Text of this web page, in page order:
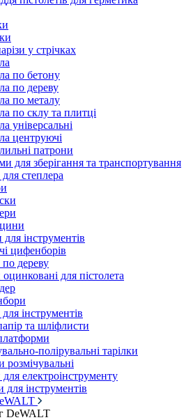
у стрічках
по бетону
по дереву
по металу
по склу та плитці
універсальні
центруючі
патрони
для зберігання та транспортування
степлера
інструментів
цифенборів
дереву
для пістолета
інструментів
та шліфлисти
полірувальні тарілки
електроінструменту
інструментів
DeWALT